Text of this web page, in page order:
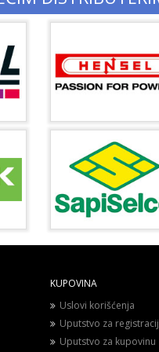
KUPOVINA
Uslovi korišćenja
Uputstvo za
Uputstvo za kupovinu